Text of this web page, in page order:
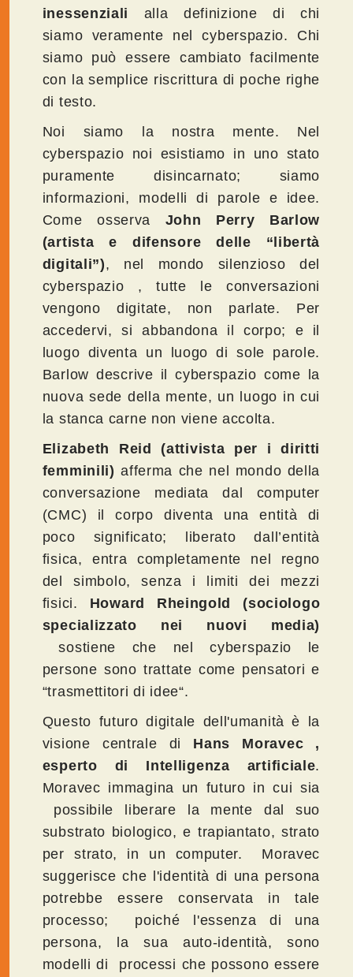
inessenziali
alla definizione di chi
siamo veramente nel cyberspazio. Chi
siamo può essere cambiato facilmente
con la semplice riscrittura di poche righe
di testo.
Noi siamo la nostra mente. Nel
cyberspazio noi esistiamo in uno stato
puramente disincarnato; siamo
informazioni, modelli di parole e idee.
Come osserva John Perry Barlow
(artista e difensore delle “libertà
digitali”), nel mondo silenzioso del
cyberspazio , tutte le conversazioni
vengono digitate, non parlate. Per
accedervi, si abbandona il corpo; e il
luogo diventa un luogo di sole parole.
Barlow descrive il cyberspazio come la
nuova sede della mente, un luogo in cui
la stanca carne non viene accolta.
Elizabeth Reid
(attivista per i diritti
femminili) afferma che nel mondo della
conversazione mediata dal computer
(CMC) il corpo diventa una entità di
poco significato; liberato dall’entità
fisica, entra completamente nel regno
del simbolo, senza i limiti dei mezzi
fisici. Howard Rheingold
(sociologo
specializzato nei nuovi media)
sostiene che nel cyberspazio le
persone sono trattate come pensatori e
“trasmettitori di idee“.
Questo futuro digitale dell'umanità è la
visione centrale di Hans Moravec ,
esperto di Intelligenza artificiale.
Moravec immagina un futuro in cui sia
possibile liberare la mente dal suo
substrato biologico, e trapiantato, strato
per strato, in un computer. Moravec
suggerisce che l'identità di una persona
potrebbe essere conservata in tale
processo; poiché l'essenza di una
persona, la sua auto-identità, sono
modelli di processi che possono essere